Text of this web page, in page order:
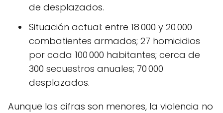
de desplazados.
Situación actual: entre 18 000 y 20 000
combatientes armados; 27 homicidios
por cada 100 000 habitantes; cerca de
300 secuestros anuales; 70 000
desplazados.
Aunque las cifras son menores, la violencia no